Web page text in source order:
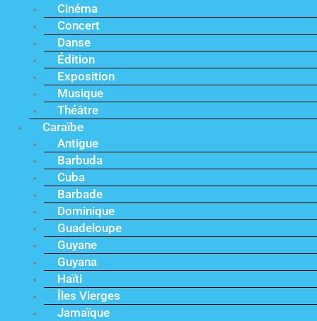
Cinéma
Concert
Danse
Édition
Exposition
Musique
Théâtre
Caraïbe
Antigue
Barbuda
Cuba
Barbade
Dominique
Guadeloupe
Guyane
Guyana
Haïti
Îles Vierges
Jamaïque